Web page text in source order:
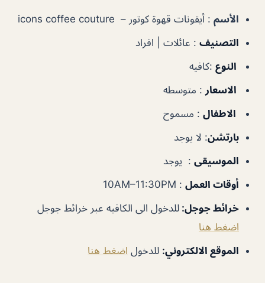
الأسم : أيقونات قهوة كوتور – icons coffee couture
التصنيف : عائلات | افراد
النوع :كافيه
الاسعار : متوسطه
الاطفال : مسموح
بارتشن: لا يوجد
الموسيقى : يوجد
أوقات العمل : 10AM–11:30PM
خرائط جوجل: للدخول الى الكافيه عبر خرائط جوجل
اضغط هنا
الموقع الالكتروني: للدخول اضغط هنا